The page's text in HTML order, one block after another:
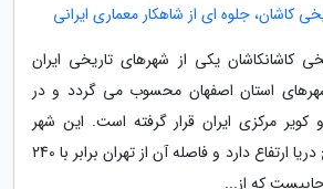
کاشان، جلوه ای از شاهکار معماری ایرانی
کاشانکاشان یکی از شهرهای تاریخی ایران
استان اصفهان محسوب می گردد و در
مرکزی ایران قرار گرفته است. این شهر
حدودا 1600 متر از سطح دریا ارتفاع دارد و فاصله آن از تهران برابر با 240
که از...